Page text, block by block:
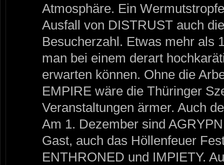
Atmosphäre. Ein
Ausfall von DISTRUST auch
Besucherzahl. Etwas mehr als
man bei einem derart
erwarten können. Ohne die
EMPIRE wäre die Thüringer
Veranstaltungen ärmer. Auch
Am 1. Dezember sind
Gast, auch das Höllenfeuer
ENTHRONED und IMPIETY.